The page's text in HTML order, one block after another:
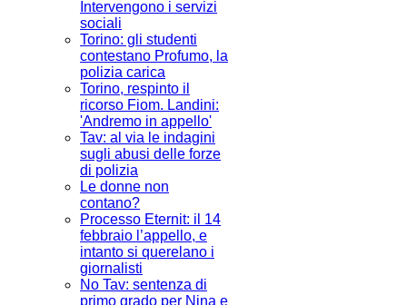
Intervengono i servizi
sociali
Torino: gli studenti
contestano Profumo, la
polizia carica
Torino, respinto il
ricorso Fiom. Landini:
'Andremo in appello'
Tav: al via le indagini
sugli abusi delle forze
di polizia
Le donne non
contano?
Processo Eternit: il 14
febbraio l’appello, e
intanto si querelano i
giornalisti
No Tav: sentenza di
primo grado per Nina e